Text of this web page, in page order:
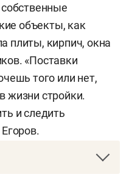
объекты, как
плиты, кирпич, окна
«Поставки
того или нет,
жизни стройки.
и следить